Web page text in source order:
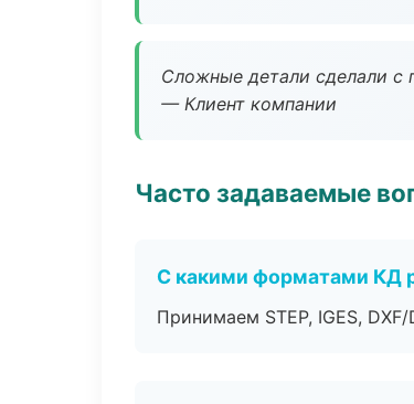
Сложные детали сделали с
— Клиент компании
Часто задаваемые
С какими форматами КД
Принимаем STEP, IGES,